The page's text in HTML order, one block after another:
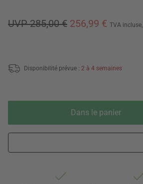
UVP 285,00 € 256,99 € TVA incluse,
Disponibilité prévue : 2 à 4 semaines
Dans le panier